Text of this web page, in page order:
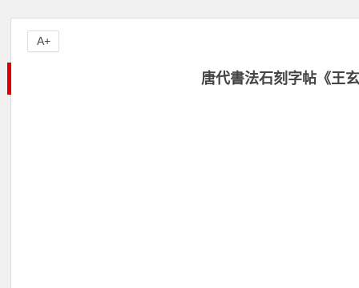
唐代書法石刻字帖《王
A+